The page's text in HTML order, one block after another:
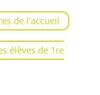
de l'accueil
élèves de 1re